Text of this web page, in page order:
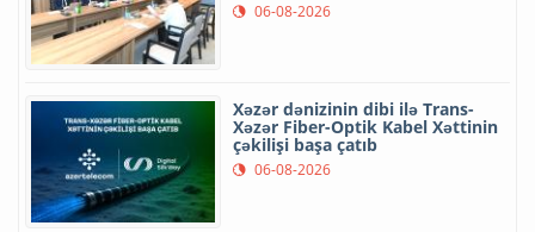
06-08-2026
Xəzər dənizinin dibi ilə Trans-
Xəzər Fiber-Optik Kabel Xəttinin
çəkilişi başa çatıb
06-08-2026